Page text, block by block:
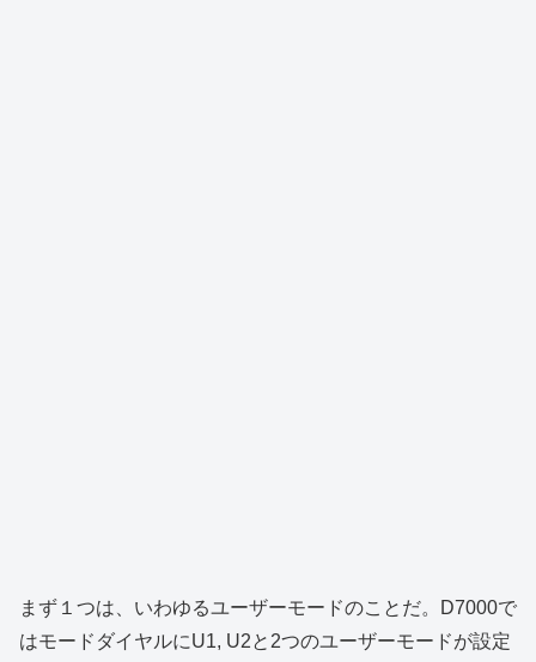
まず１つは、いわゆるユーザーモードのことだ。D7000で
はモードダイヤルにU1, U2と2つのユーザーモードが設定